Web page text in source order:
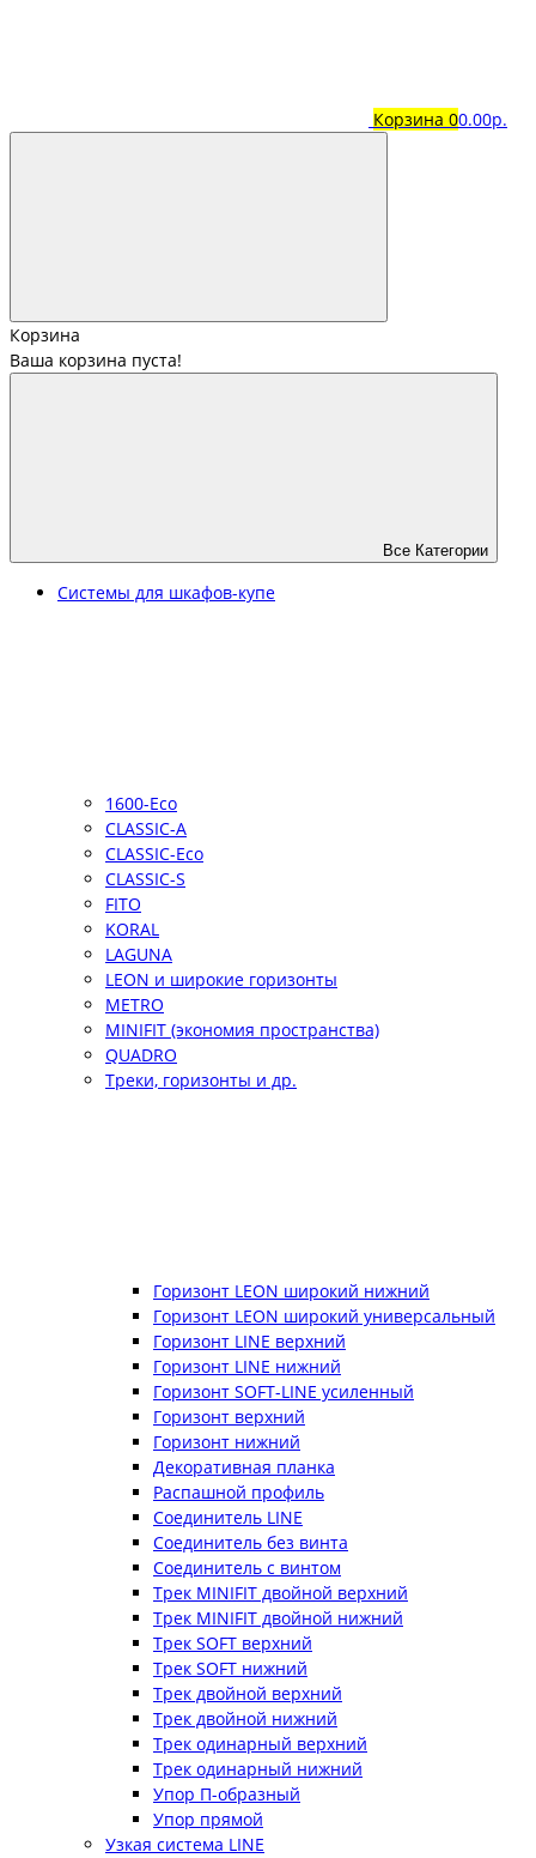
Корзина 00.00р.
Корзина
Ваша корзина пуста!
Все Категории
Системы для шкафов-купе
1600-Eco
CLASSIC-A
CLASSIC-Eco
CLASSIC-S
FITO
KORAL
LAGUNA
LEON и широкие горизонты
METRO
MINIFIT (экономия пространства)
QUADRO
Треки, горизонты и др.
Горизонт LEON широкий нижний
Горизонт LEON широкий универсальный
Горизонт LINE верхний
Горизонт LINE нижний
Горизонт SOFT-LINE усиленный
Горизонт верхний
Горизонт нижний
Декоративная планка
Распашной профиль
Соединитель LINE
Соединитель без винта
Соединитель с винтом
Трек MINIFIT двойной верхний
Трек MINIFIT двойной нижний
Трек SOFT верхний
Трек SOFT нижний
Трек двойной верхний
Трек двойной нижний
Трек одинарный верхний
Трек одинарный нижний
Упор П-образный
Упор прямой
Узкая система LINE